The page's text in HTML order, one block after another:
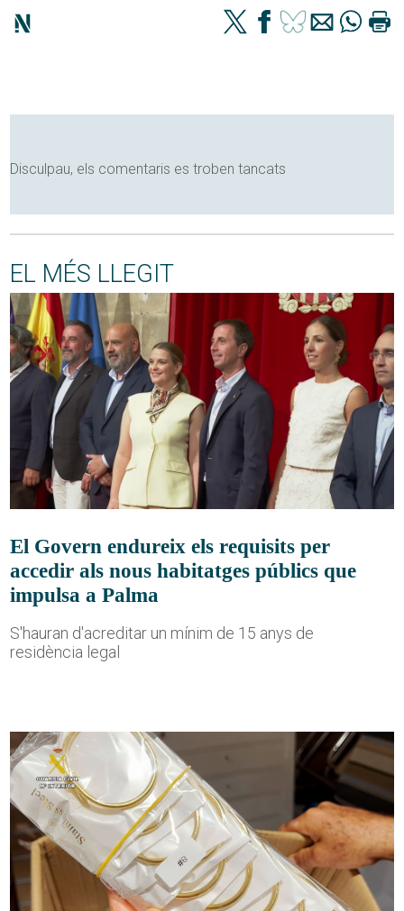
Disculpau, els comentaris es troben tancats
EL MÉS LLEGIT
El Govern endureix els requisits per
accedir als nous habitatges públics que
impulsa a Palma
S'hauran d'acreditar un mínim de 15 anys de
residència legal